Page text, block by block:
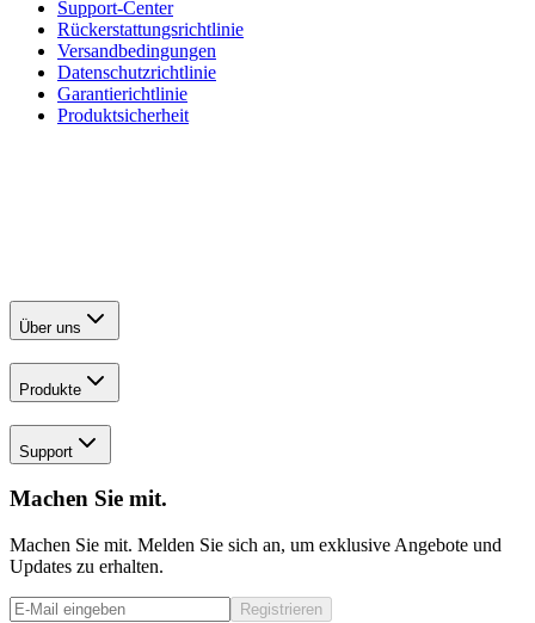
Support-Center
Rückerstattungsrichtlinie
Versandbedingungen
Datenschutzrichtlinie
Garantierichtlinie
Produktsicherheit
Über uns
Produkte
Support
Machen Sie mit.
Machen Sie mit. Melden Sie sich an, um exklusive Angebote und
Updates zu erhalten.
Registrieren